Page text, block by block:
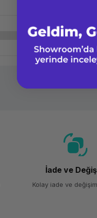
İade ve
Kolay iade ve